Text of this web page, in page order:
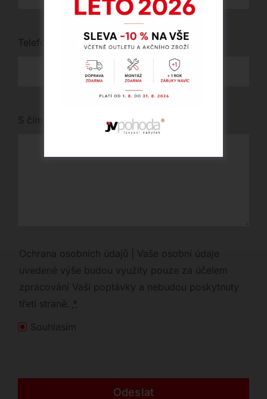
Telefon
S čím vám můžeme pomoci?
Ochrana osobních údajů | Vaše osobní údaje
uvedené výše budou využity pouze za účelem
zpracování Vaší poptávky a nebudou poskytnuty
třetí straně. *
Souhlasím
Odeslat